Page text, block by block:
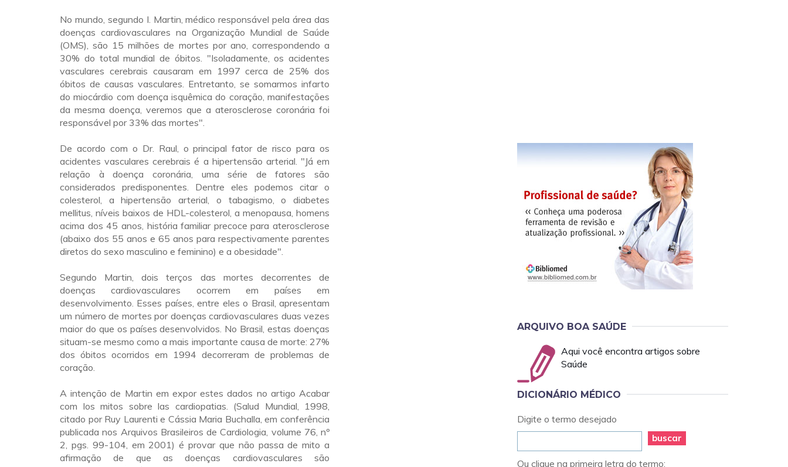
No mundo, segundo I. Martin, médico responsável pela área das
doenças cardiovasculares na Organização Mundial de Saúde
(OMS), são 15 milhões de mortes por ano, correspondendo a
30% do total mundial de óbitos. "Isoladamente, os acidentes
vasculares cerebrais causaram em 1997 cerca de 25% dos
óbitos de causas vasculares. Entretanto, se somarmos infarto
do miocárdio com doença isquêmica do coração, manifestações
da mesma doença, veremos que a aterosclerose coronária foi
responsável por 33% das mortes".
De acordo com o Dr. Raul, o principal fator de risco para os
acidentes vasculares cerebrais é a hipertensão arterial. "Já em
relação à doença coronária, uma série de fatores são
considerados predisponentes. Dentre eles podemos citar o
colesterol, a hipertensão arterial, o tabagismo, o diabetes
mellitus, níveis baixos de HDL-colesterol, a menopausa, homens
acima dos 45 anos, história familiar precoce para aterosclerose
(abaixo dos 55 anos e 65 anos para respectivamente parentes
diretos do sexo masculino e feminino) e a obesidade".
Segundo Martin, dois terços das mortes decorrentes de
doenças cardiovasculares ocorrem em países em
desenvolvimento. Esses países, entre eles o Brasil, apresentam
um número de mortes por doenças cardiovasculares duas vezes
maior do que os países desenvolvidos. No Brasil, estas doenças
situam-se mesmo como a mais importante causa de morte: 27%
dos óbitos ocorridos em 1994 decorreram de problemas de
coração.
A intenção de Martin em expor estes dados no artigo Acabar
com los mitos sobre las cardiopatias. (Salud Mundial, 1998,
citado por Ruy Laurenti e Cássia Maria Buchalla, em conferência
publicada nos Arquivos Brasileiros de Cardiologia, volume 76, nº
2, pgs. 99-104, em 2001) é provar que não passa de mito a
afirmação de que as doenças cardiovasculares são
ARQUIVO BOA SAÚDE
Aqui você encontra artigos sobre
Saúde
DICIONÁRIO MÉDICO
Digite o termo desejado
buscar
Ou clique na primeira letra do termo: